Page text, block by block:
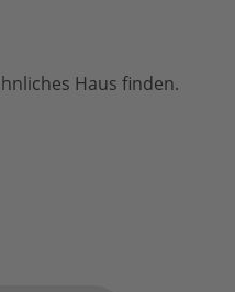
Haus finden.